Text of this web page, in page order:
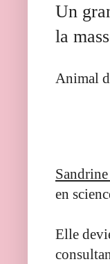
Un
la
Animal
en
Elle